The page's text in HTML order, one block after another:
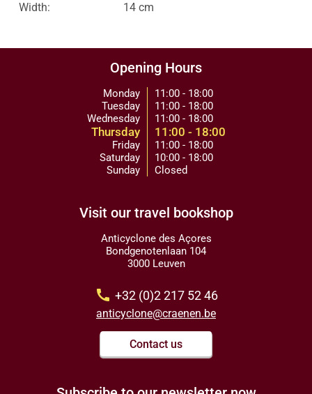
Width: 14 cm
Opening Hours
Monday
Tuesday
Wednesday
Thursday
Friday
Saturday
Sunday
11:00 - 18:00
11:00 - 18:00
11:00 - 18:00
11:00 - 18:00
11:00 - 18:00
10:00 - 18:00
Closed
Visit our travel bookshop
Anticyclone des Açores
Bondgenotenlaan 104
3000 Leuven
call +32 (0)2 217 52 46
anticyclone@craenen.be
Contact us